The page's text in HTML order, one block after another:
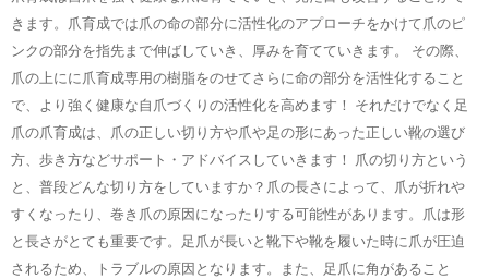
きます。爪育成では爪の命の部分に活性化のアプローチをかけて爪のピ
ンクの部分を指先まで伸ばしていき、厚みを育てていきます。 その際、
爪の上にに爪育成専用の樹脂をのせてさらに命の部分を活性化すること
で、より強く健康な自爪づくりの活性化を高めます！ それだけでなく足
爪の爪育成は、爪の正しい切り方や爪や足の形にあった正しい靴の選び
方、歩き方などサポート・アドバイスしていきます！ 爪の切り方という
と、普段どんな切り方をしていますか？爪の長さによって、爪が折れや
すくなったり、巻き爪の原因になったりする可能性があります。爪は形
と長さがとても重要です。足爪が長いと靴下や靴を履いた時に爪が圧迫
されるため、トラブルの原因となります。また、足爪に角があること